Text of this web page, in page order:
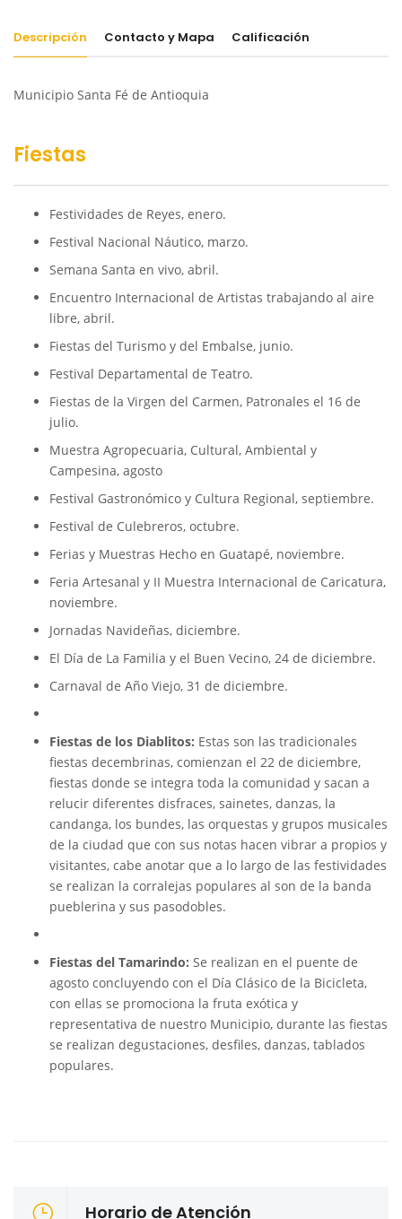
Descripción Contacto y Mapa Calificación
Municipio Santa Fé de Antioquia
Fiestas
Festividades de Reyes, enero.
Festival Nacional Náutico, marzo.
Semana Santa en vivo, abril.
Encuentro Internacional de Artistas trabajando al aire
libre, abril.
Fiestas del Turismo y del Embalse, junio.
Festival Departamental de Teatro.
Fiestas de la Virgen del Carmen, Patronales el 16 de
julio.
Muestra Agropecuaria, Cultural, Ambiental y
Campesina, agosto
Festival Gastronómico y Cultura Regional, septiembre.
Festival de Culebreros, octubre.
Ferias y Muestras Hecho en Guatapé, noviembre.
Feria Artesanal y II Muestra Internacional de Caricatura,
noviembre.
Jornadas Navideñas, diciembre.
El Día de La Familia y el Buen Vecino, 24 de diciembre.
Carnaval de Año Viejo, 31 de diciembre.
Fiestas de los Diablitos: Estas son las tradicionales
fiestas decembrinas, comienzan el 22 de diciembre,
fiestas donde se integra toda la comunidad y sacan a
relucir diferentes disfraces, sainetes, danzas, la
candanga, los bundes, las orquestas y grupos musicales
de la ciudad que con sus notas hacen vibrar a propios y
visitantes, cabe anotar que a lo largo de las festividades
se realizan la corralejas populares al son de la banda
pueblerina y sus pasodobles.
Fiestas del Tamarindo: Se realizan en el puente de
agosto concluyendo con el Día Clásico de la Bicicleta,
con ellas se promociona la fruta exótica y
representativa de nuestro Municipio, durante las fiestas
se realizan degustaciones, desfiles, danzas, tablados
populares.
Horario de Atención